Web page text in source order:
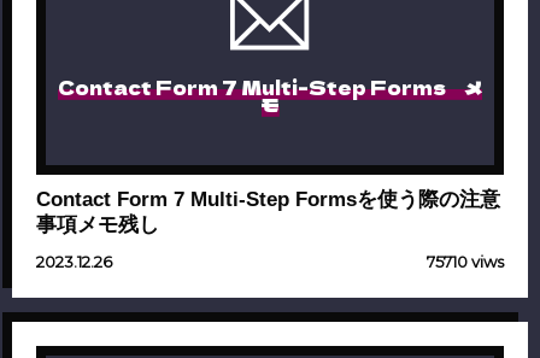
Contact Form 7 Multi-Step Forms メ
モ
Contact Form 7 Multi-Step Formsを使う際の注意
事項メモ残し
2023.12.26 75710 viws